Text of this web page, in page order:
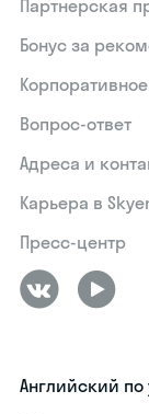
Партнерская
Бонус за
Вопрос-ответ
Адреса и
Карьера в
Пресс-центр
Английский